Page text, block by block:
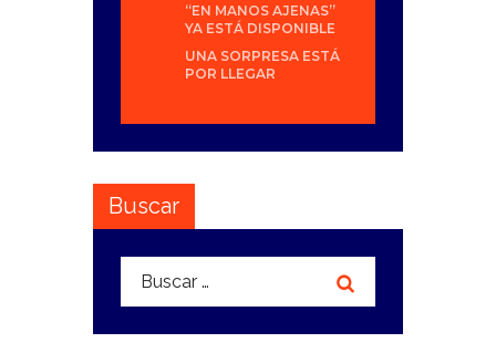
“EN MANOS AJENAS”
YA ESTÁ DISPONIBLE
UNA SORPRESA ESTÁ
POR LLEGAR
Buscar
Buscar: